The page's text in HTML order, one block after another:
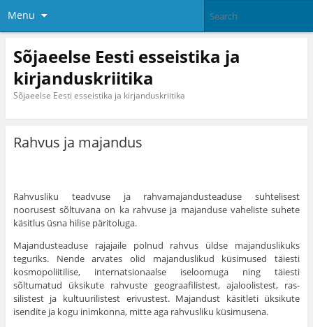
Menu
Sõjaeelse Eesti esseistika ja
kirjanduskriitika
Sõjaeelse Eesti esseistika ja kirjanduskriitika
Rahvus ja majandus
Rahvusliku teadvuse ja rahvamajandusteaduse suhtelisest
noorusest sõltuvana on ka rahvuse ja majanduse vaheliste suhete
käsitlus üsna hilise päritoluga.
Majandusteaduse rajajaile polnud rahvus üldse majandusli­kuks
teguriks. Nende arvates olid majanduslikud küsimused täiesti
kosmopoliitilise, internatsionaalse iseloomuga ning täiesti
sõltumatud üksikute rahvuste geograafilistest, ajaloolistest, ras­
silistest ja kultuurilistest erivustest. Majandust käsitleti üksikute
isendite ja kogu inimkonna, mitte aga rahvusliku küsimusena.